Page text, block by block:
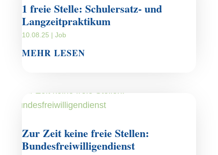
1 freie Stelle: Schulersatz- und
Langzeitpraktikum
10.08.25 | Job
MEHR LESEN
Zur Zeit keine freie Stellen:
Bundesfreiwilligendienst